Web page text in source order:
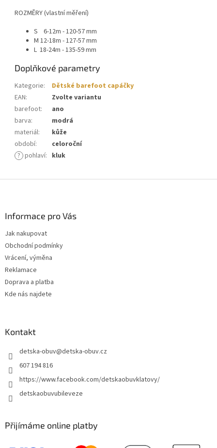
ROZMĚRY (vlastní měření)
S 6-12m - 120-57 mm
M 12-18m - 127-57 mm
L 18-24m - 135-59 mm
Doplňkové parametry
Kategorie:
Dětské barefoot capáčky
EAN:
Zvolte variantu
barefoot:
ano
barva:
modrá
materiál:
kůže
období:
celoroční
? pohlaví: kluk
Informace pro Vás
Jak nakupovat
Obchodní podmínky
Vrácení, výměna
Reklamace
Doprava a platba
Kde nás najdete
Kontakt
detska-obuv@detska-obuv.cz
607 194 816
https://www.facebook.com/detskaobuvklatovy/
detskaobuvubileveze
Přijímáme online platby